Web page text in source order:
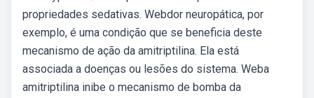
propriedades sedativas. Webdor neuropática, por
exemplo, é uma condição que se beneficia deste
mecanismo de ação da amitriptilina. Ela está
associada a doenças ou lesões do sistema. Weba
amitriptilina inibe o mecanismo de bomba da